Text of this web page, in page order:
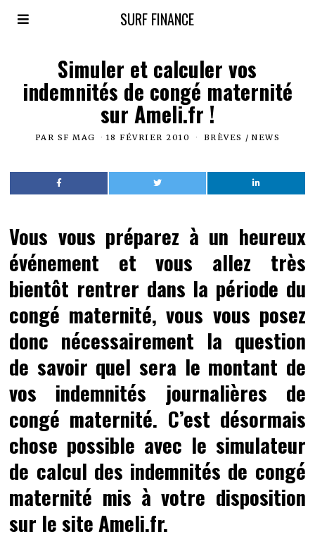
SURF FINANCE
Simuler et calculer vos
indemnités de congé maternité
sur Ameli.fr !
PAR SF MAG 18 FÉVRIER 2010 BRÈVES / NEWS
Vous vous préparez à un heureux
événement et vous allez très
bientôt rentrer dans la période du
congé maternité, vous vous posez
donc nécessairement la question
de savoir quel sera le montant de
vos indemnités journalières de
congé maternité. C’est désormais
chose possible avec le simulateur
de calcul des indemnités de congé
maternité mis à votre disposition
sur le site Ameli.fr.